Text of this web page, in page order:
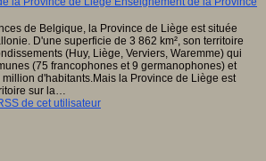
de Belgique, la Province de Liège est située
D'une superficie de 3 862 km², son territoire
(Huy, Liège, Verviers, Waremme) qui
(75 francophones et 9 germanophones) et
d'habitants.Mais la Province de Liège est
sur la…
de cet utilisateur